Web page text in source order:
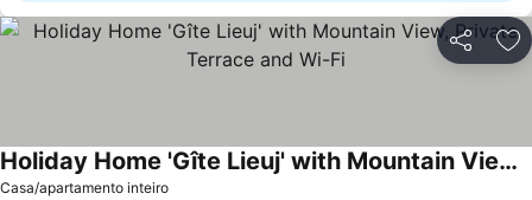
Partilhar
Casa/apartamento inteiro
Holiday Home 'Gîte Lieuj' with Mountain View, Private Terrace and Wi-Fi